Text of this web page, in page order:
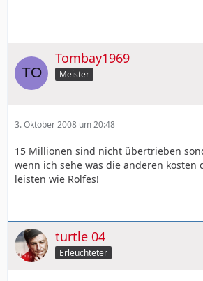
Tombay1969
Meister
3. Oktober 2008 um 20:48
15 Millionen sind nicht übertrieben
wenn ich sehe was die anderen kosten
leisten wie Rolfes!
turtle 04
Erleuchteter